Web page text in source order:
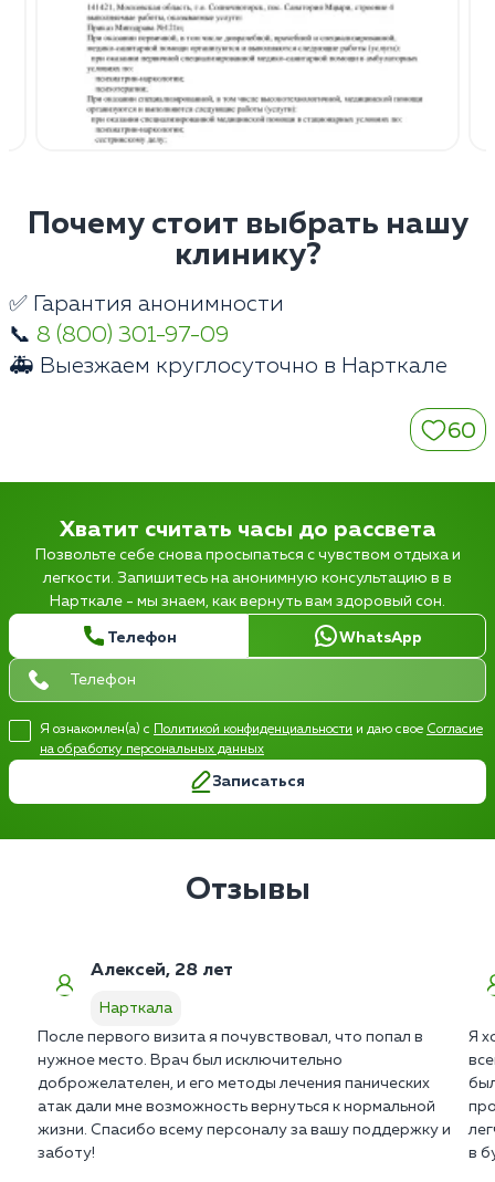
Почему стоит выбрать нашу
клинику?
✅ Гарантия анонимности
📞 8 (800) 301-97-09
🚑 Выезжаем круглосуточно в Нарткале
60
Хватит считать часы до рассвета
Позвольте себе снова просыпаться с чувством отдыха и
легкости. Запишитесь на анонимную консультацию в в
Нарткале - мы знаем, как вернуть вам здоровый сон.
Телефон WhatsApp
Я ознакомлен(а) с Политикой конфиденциальности и даю свое Согласие
на обработку персональных данных
Записаться
Отзывы
Алексей, 28 лет
Нарткала
После первого визита я почувствовал, что попал в
нужное место. Врач был исключительно
доброжелателен, и его методы лечения панических
атак дали мне возможность вернуться к нормальной
жизни. Спасибо всему персоналу за вашу поддержку и
заботу!
Я
в